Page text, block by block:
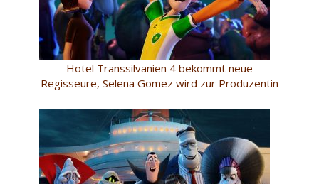
Hotel Transsilvanien 4 bekommt neue
Regisseure, Selena Gomez wird zur Produzentin